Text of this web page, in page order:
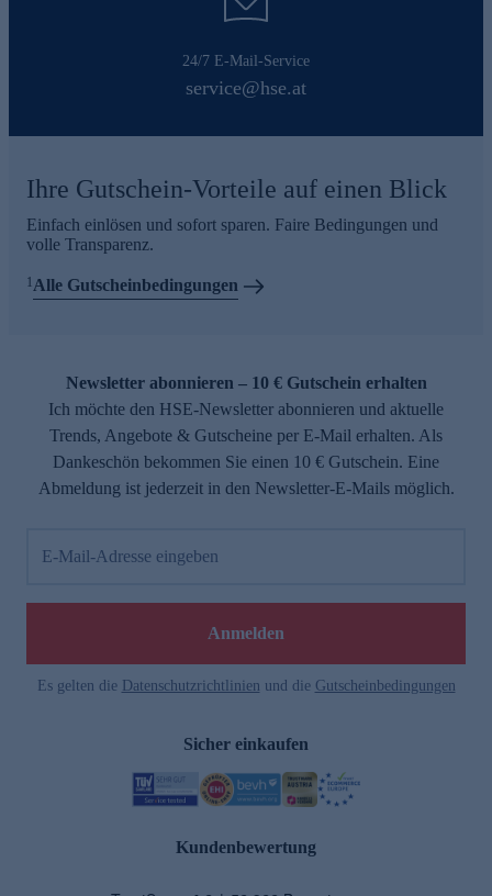
24/7 E-Mail-Service
service@hse.at
Ihre Gutschein-Vorteile auf einen Blick
Einfach einlösen und sofort sparen. Faire Bedingungen und
volle Transparenz.
1 Alle Gutscheinbedingungen
Newsletter abonnieren – 10 € Gutschein erhalten
Ich möchte den HSE-Newsletter abonnieren und aktuelle
Trends, Angebote & Gutscheine per E-Mail erhalten. Als
Dankeschön bekommen Sie einen 10 € Gutschein. Eine
Abmeldung ist jederzeit in den Newsletter-E-Mails möglich.
E-Mail-Adresse eingeben
Anmelden
Es gelten die Datenschutzrichtlinien und die Gutscheinbedingungen
Sicher einkaufen
Kundenbewertung